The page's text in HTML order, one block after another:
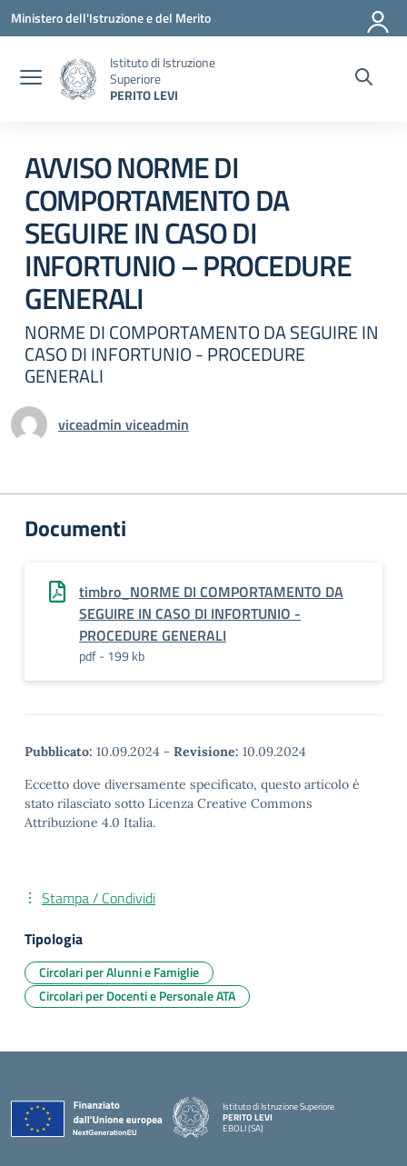
Vai ai contenuti
Vai al menu di navigazione
Vai al footer
Ministero dell'Istruzione e del Merito
Istituto di Istruzione
Superiore
PERITO LEVI
AVVISO NORME DI
COMPORTAMENTO DA
SEGUIRE IN CASO DI
INFORTUNIO – PROCEDURE
GENERALI
NORME DI COMPORTAMENTO DA SEGUIRE IN
CASO DI INFORTUNIO - PROCEDURE
GENERALI
viceadmin viceadmin
Documenti
timbro_NORME DI COMPORTAMENTO DA
SEGUIRE IN CASO DI INFORTUNIO -
PROCEDURE GENERALI
pdf - 199 kb
Pubblicato: 10.09.2024 - Revisione: 10.09.2024
Eccetto dove diversamente specificato, questo articolo è
stato rilasciato sotto Licenza Creative Commons
Attribuzione 4.0 Italia.
Stampa / Condividi
Tipologia
Circolari per Alunni e Famiglie
Circolari per Docenti e Personale ATA
Istituto di Istruzione Superiore
PERITO LEVI
EBOLI (SA)